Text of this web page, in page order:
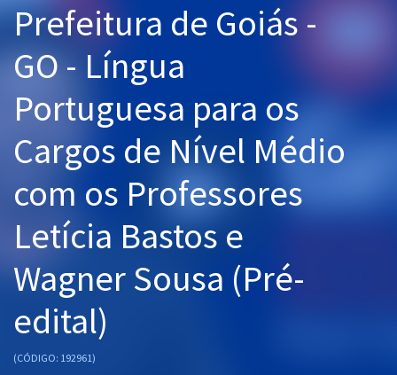
Cursos 20% OFF
Pós
Graduação
OAB
Questões grátis
Aprovados
Prefeitura de Goiás -
GO - Língua
Portuguesa para os
Cargos de Nível Médio
com os Professores
Letícia Bastos e
Wagner Sousa (Pré-
edital)
(CÓDIGO: 192961)